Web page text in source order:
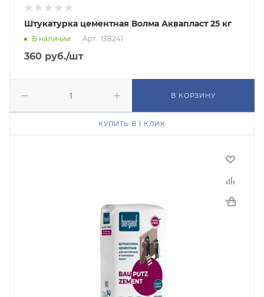
Штукатурка цементная Волма Аквапласт 25 кг
В наличии Арт.: 138241
360 руб./шт
В КОРЗИНУ
КУПИТЬ В 1 КЛИК